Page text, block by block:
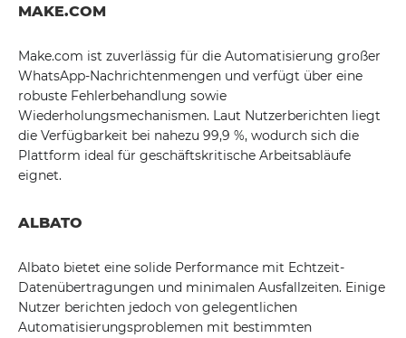
MAKE.COM
Make.com ist zuverlässig für die Automatisierung großer
WhatsApp-Nachrichtenmengen und verfügt über eine
robuste Fehlerbehandlung sowie
Wiederholungsmechanismen. Laut Nutzerberichten liegt
die Verfügbarkeit bei nahezu 99,9 %, wodurch sich die
Plattform ideal für geschäftskritische Arbeitsabläufe
eignet.
ALBATO
Albato bietet eine solide Performance mit Echtzeit-
Datenübertragungen und minimalen Ausfallzeiten. Einige
Nutzer berichten jedoch von gelegentlichen
Automatisierungsproblemen mit bestimmten